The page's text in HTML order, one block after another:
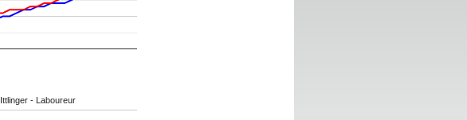
Ittlinger - Laboureur